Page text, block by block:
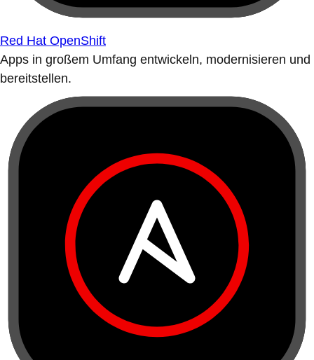
Red Hat OpenShift
Apps in großem Umfang entwickeln, modernisieren und
bereitstellen.